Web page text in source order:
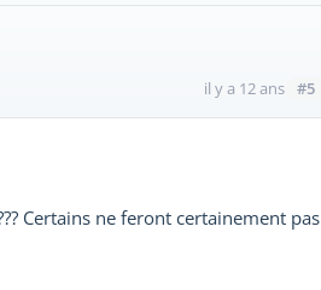
il y a 12 ans #5
Certains ne feront certainement pas